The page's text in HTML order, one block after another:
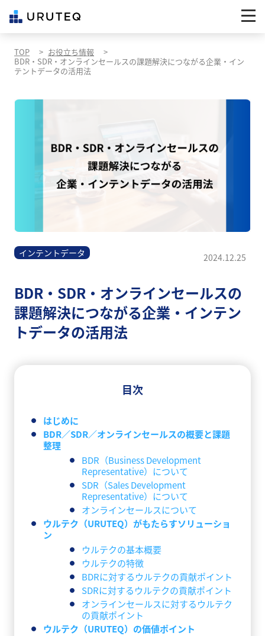
TOP
お役立ち情報
BDR・SDR・オンラインセールスの課題解決につながる企業・イン
テントデータの活用法
インテントデータ 2024.12.25
BDR・SDR・オンラインセールスの
課題解決につながる企業・インテン
トデータの活用法
目次
はじめに
BDR／SDR／オンラインセールスの概要と課題
整理
BDR（Business Development
Representative）について
SDR（Sales Development
Representative）について
オンラインセールスについて
ウルテク（URUTEQ）がもたらすソリューショ
ン
ウルテクの基本概要
ウルテクの特徴
BDRに対するウルテクの貢献ポイント
SDRに対するウルテクの貢献ポイント
オンラインセールスに対するウルテク
の貢献ポイント
ウルテク（URUTEQ）の価値ポイント